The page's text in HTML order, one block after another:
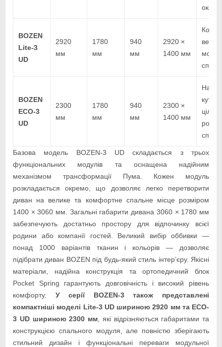
BOZEN
Lite-3
UD
2920
мм
1780
мм
940
мм
2920 ×
1400 мм
BOZEN
ECO-3
UD
2300
мм
1780
мм
940
мм
2300 ×
1400 мм
цільне
Базова модель BOZEN-3 UD складається з трьох
функціональних модулів та оснащена надійним
механізмом трансформації Пума. Кожен модуль
розкладається окремо, що дозволяє легко перетворити
диван на велике та комфортне спальне місце розміром
1400 × 3060 мм. Загальні габарити дивана 3060 × 1780 мм
забезпечують достатньо простору для відпочинку всієї
родини або компанії гостей. Великий вибір оббивки —
понад 1000 варіантів тканин і кольорів — дозволяє
підібрати диван BOZEN під будь-який стиль інтер’єру. Якісні
матеріали, надійна конструкція та ортопедичний блок
Pocket Spring гарантують довговічність і високий рівень
комфорту. У серії BOZEN-3 також представлені
компактніші моделі Lite-3 UD шириною 2920 мм та ECO-
3 UD шириною 2300 мм , які відрізняються габаритами та
конструкцією спального модуля, але повністю зберігають
стильний дизайн і функціональні переваги модульної